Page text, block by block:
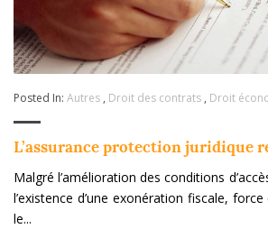
Posted In: Autres, Droit des contrats, Droit
L’assurance protection juridique
Malgré l’amélioration des conditions
l’existence d’une exonération fiscale,
le...